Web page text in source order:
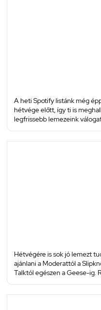
A heti Spotify listánk még
hétvége előtt, így ti is
legfrissebb lemezeink
Hétvégére is sok jó lemezt
ajánlani a Moderattól a
Talktól egészen a Geese-ig.